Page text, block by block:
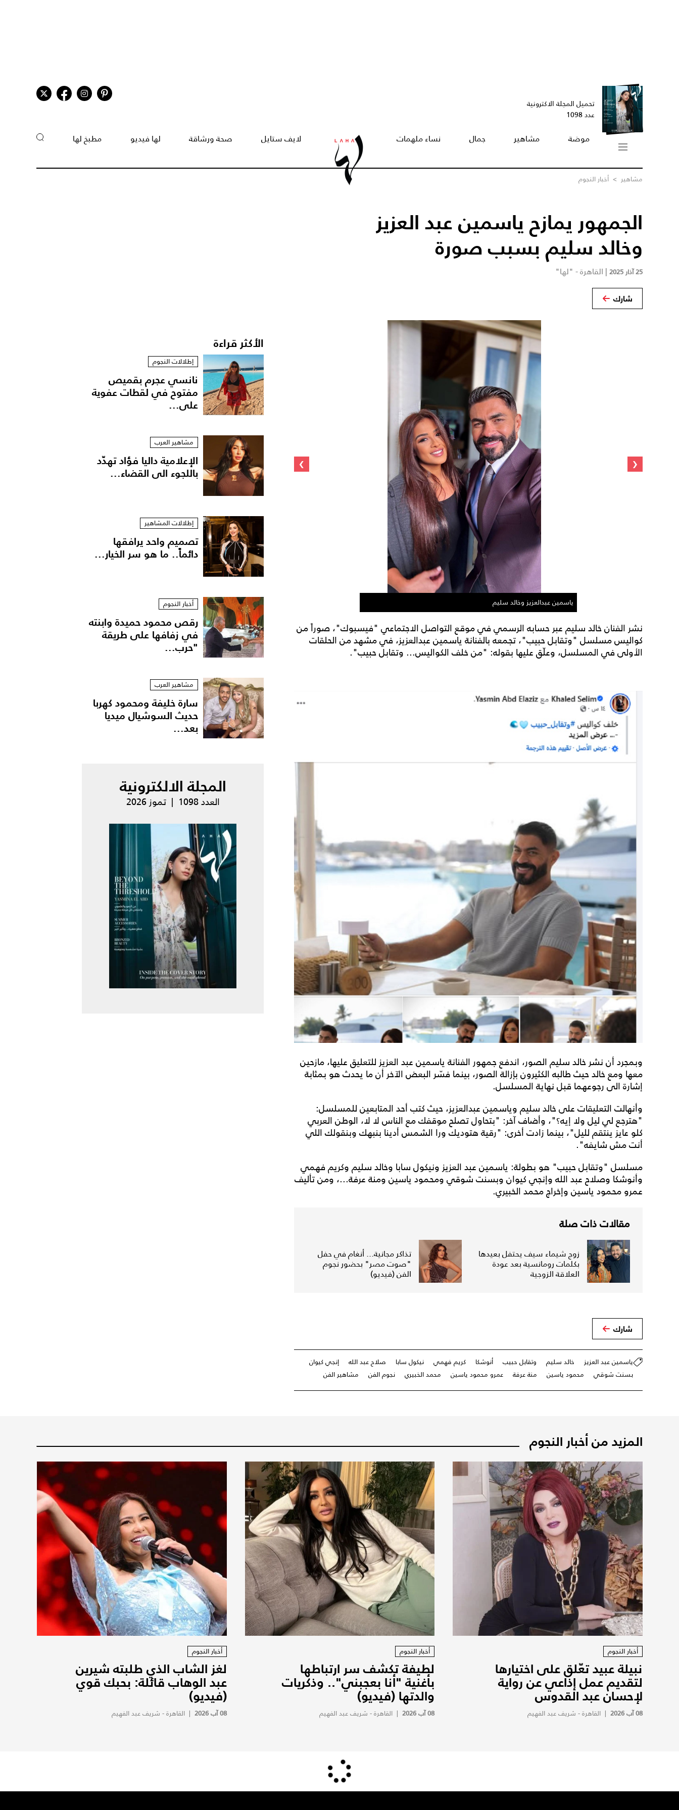
تحميل المجلة الاكترونية
عدد 1098
موضة مشاهير جمال نساء ملهمات لايف ستايل صحة ورشاقة لها فيديو مطبخ لها
مشاهير > أخبار النجوم
الجمهور يمازح ياسمين عبد العزيز
وخالد سليم بسبب صورة
25 آذار 2025 | القاهرة - "لها"
شارك
ياسمين عبدالعزيز وخالد سليم ياسمين عبد العزيز وخالد سليم
‹
›
نشر الفنان خالد سليم عبر حسابه الرسمي في موقع التواصل الاجتماعي "فيسبوك"، صوراً من
كواليس مسلسل "وتقابل حبيب"، تجمعه بالفنانة ياسمين عبدالعزيز، في مشهد من الحلقات
الأولى في المسلسل، وعلّق عليها بقوله: "من خلف الكواليس... وتقابل حبيب".
وبمجرد أن نشر خالد سليم الصور، اندفع جمهور الفنانة ياسمين عبد العزيز للتعليق عليها، مازحين
معها ومع خالد حيث طالبه الكثيرون بإزالة الصور، بينما فسّر البعض الآخر أن ما يحدث هو بمثابة
إشارة الى رجوعهما قبل نهاية المسلسل.
وأنهالت التعليقات على خالد سليم وياسمين عبدالعزيز، حيث كتب أحد المتابعين للمسلسل:
"هترجع لي ليل ولا إيه؟"، وأضاف آخر: "بتحاول تصلح موقفك مع الناس لا لا، الوطن العربي
كلو عايز ينتقم لليل"، بينما زادت أخرى: "رقية هتوديك ورا الشمس أدينا بنبهك وبنقولك اللي
أنت مش شايفه".
مسلسل "وتقابل حبيب" هو بطولة: ياسمين عبد العزيز ونيكول سابا وخالد سليم وكريم فهمي
وأنوشكا وصلاح عبد الله وإنجي كيوان وبسنت شوقي ومحمود ياسين ومنة عرفة...، ومن تأليف
عمرو محمود ياسين وإخراج محمد الخبيري.
مقالات ذات صلة
زوج شيماء سيف يحتفل بعيدها
بكلمات رومانسية بعد عودة
العلاقة الزوجية
تذاكر مجانية... أنغام في حفل
"صوت مصر" بحضور نجوم
الفن (فيديو)
شارك
ياسمين عبد العزيز خالد سليم وتقابل حبيب أنوشكا كريم فهمي نيكول سابا صلاح عبد الله
إنجي كيوان
بسنت شوقي
محمود ياسين منة عرفة عمرو محمود ياسين محمد الخبيري نجوم الفن مشاهير الفن
الأكثر قراءة
إطلالات النجوم
نانسي عجرم بقميص
مفتوح في لقطات عفوية
على...
مشاهير العرب
الإعلامية داليا فؤاد تهدّد
باللجوء الى القضاء...
إطلالات المشاهير
تصميم واحد يرافقها
دائماً.. ما هو سر الخيار...
أخبار النجوم
رقص محمود حميدة وابنته
في زفافها على طريقة
"حرب...
مشاهير العرب
سارة خليفة ومحمود كهربا
حديث السوشيال ميديا
بعد...
المجلة الالكترونية
العدد 1098 | تموز 2026
المزيد من أخبار النجوم
أخبار النجوم
نبيلة عبيد تعّلق على اختيارها
لتقديم عمل إذاعي عن رواية
لإحسان عبد القدوس
08 آب 2026 | القاهرة - شريف عبد الفهيم
أخبار النجوم
لطيفة تكشف سر ارتباطها
بأغنية "أنا بعجبني".. وذكريات
والدتها (فيديو)
08 آب 2026 | القاهرة - شريف عبد الفهيم
أخبار النجوم
لغز الشاب الذي طلبته شيرين
عبد الوهاب قائلة: بحبك قوي
(فيديو)
08 آب 2026 |القاهرة - شريف عبد الفهيم